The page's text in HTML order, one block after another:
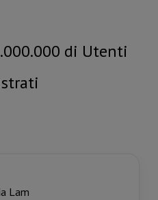
di Utenti
Lam